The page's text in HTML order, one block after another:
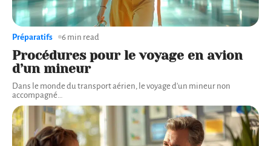
Procédures pour le voyage en avion
d’un mineur
Dans le monde du transport aérien, le voyage d'un mineur non
accompagné
Préparatifs 6 min read